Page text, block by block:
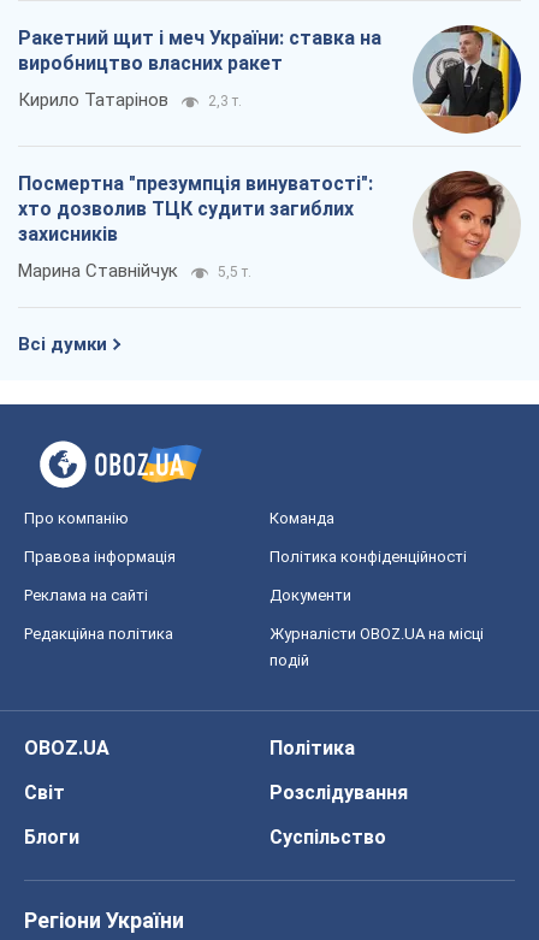
Ракетний щит і меч України: ставка на
виробництво власних ракет
Кирило Татарінов 2,3 т.
Посмертна "презумпція винуватості":
хто дозволив ТЦК судити загиблих
захисників
Марина Ставнійчук 5,5 т.
Всі думки
Про компанію Команда
Правова інформація Політика конфіденційності
Реклама на сайті Документи
Редакційна політика
Журналісти OBOZ.UA на місці
подій
OBOZ.UA
Політика
Світ
Розслідування
Блоги
Суспільство
Регіони України